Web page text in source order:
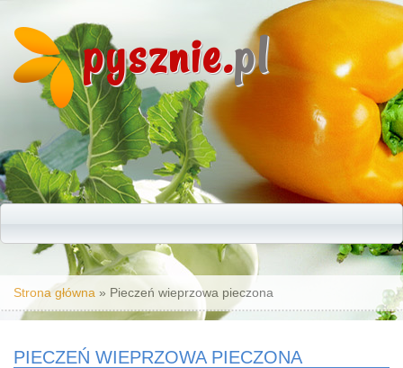
pysznie.pl
Jesteś tutaj
Strona główna » Pieczeń wieprzowa pieczona
PIECZEŃ WIEPRZOWA PIECZONA